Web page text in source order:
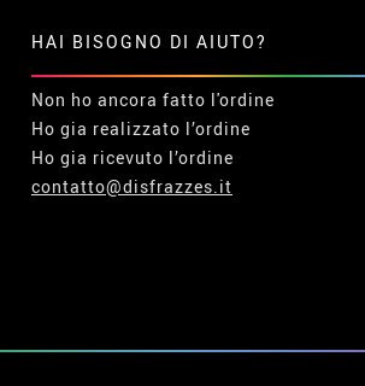
HAI BISOGNO DI AIUTO?
Non ho ancora fatto l'ordine
Ho gia realizzato l’ordine
Ho gia ricevuto l’ordine
contatto@disfrazzes.it